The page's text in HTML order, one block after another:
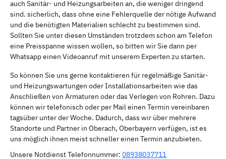
auch Sanitär- und Heizungsarbeiten an, die weniger dringend
sind. sicherlich, dass ohne eine Fehlerquelle der nötige Aufwand
und die benötigten Materialien schlecht zu bestimmen sind.
Sollten Sie unter diesen Umständen trotzdem schon am Telefon
eine Preisspanne wissen wollen, so bitten wir Sie dann per
Whatsapp einen Videoanruf mit unserem Experten zu starten.
So können Sie uns gerne kontaktieren für regelmäßige Sanitär-
und Heizungswartungen oder Installationsarbeiten wie das
Anschließen von Armaturen oder das Verlegen von Rohren. Dazu
können wir telefonisch oder per Mail einen Termin vereinbaren
tagsüber unter der Woche. Dadurch, dass wir über mehrere
Standorte und Partner in Oberach, Oberbayern verfügen, ist es
uns möglich ihnen meist schneller einen Termin anzubieten.
Unsere Notdienst Telefonnummer: 08938037711